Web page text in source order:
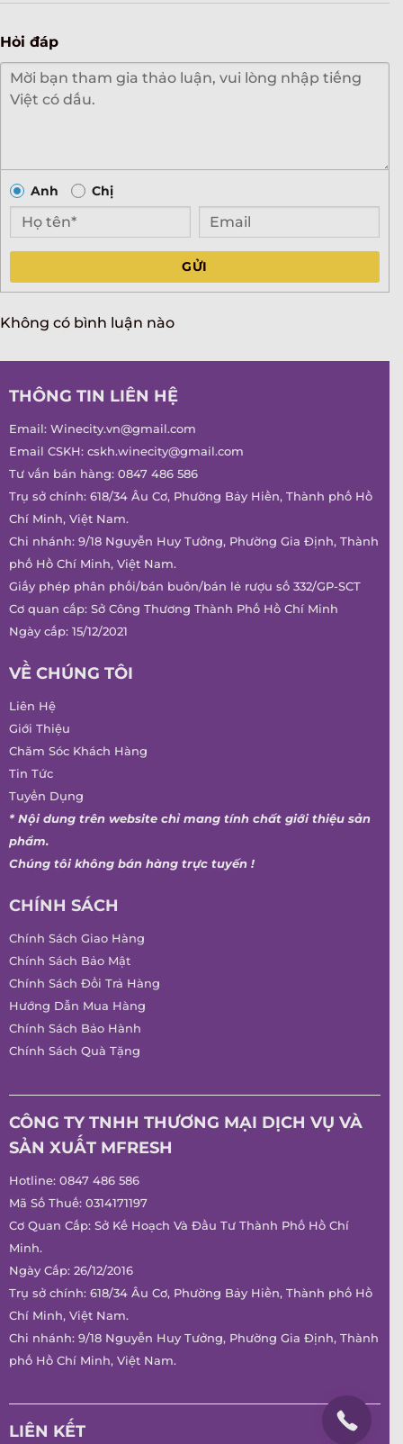
Hỏi đáp
Anh Chị
GỬI
Không có bình luận nào
THÔNG TIN LIÊN HỆ
Email: Winecity.vn@gmail.com
Email CSKH: cskh.winecity@gmail.com
Tư vấn bán hàng: 0847 486 586
Trụ sở chính: 618/34 Âu Cơ, Phường Bảy Hiền, Thành phố Hồ
Chí Minh, Việt Nam.
Chi nhánh: 9/18 Nguyễn Huy Tưởng, Phường Gia Định, Thành
phố Hồ Chí Minh, Việt Nam.
Giấy phép phân phối/bán buôn/bán lẻ rượu số 332/GP-SCT
Cơ quan cấp: Sở Công Thương Thành Phố Hồ Chí Minh
Ngày cấp: 15/12/2021
VỀ CHÚNG TÔI
Liên Hệ
Giới Thiệu
Chăm Sóc Khách Hàng
Tin Tức
Tuyển Dụng
* Nội dung trên website chỉ mang tính chất giới thiệu sản
phẩm.
Chúng tôi không bán hàng trực tuyến !
CHÍNH SÁCH
Chính Sách Giao Hàng
Chính Sách Bảo Mật
Chính Sách Đổi Trả Hàng
Hướng Dẫn Mua Hàng
Chính Sách Bảo Hành
Chính Sách Quà Tặng
CÔNG TY TNHH THƯƠNG MẠI DỊCH VỤ VÀ
SẢN XUẤT MFRESH
Hotline: 0847 486 586
Mã Số Thuế: 0314171197
Cơ Quan Cấp: Sở Kế Hoạch Và Đầu Tư Thành Phố Hồ Chí
Minh.
Ngày Cấp: 26/12/2016
Trụ sở chính: 618/34 Âu Cơ, Phường Bảy Hiền, Thành phố Hồ
Chí Minh, Việt Nam.
Chi nhánh: 9/18 Nguyễn Huy Tưởng, Phường Gia Định, Thành
phố Hồ Chí Minh, Việt Nam.
LIÊN KẾT